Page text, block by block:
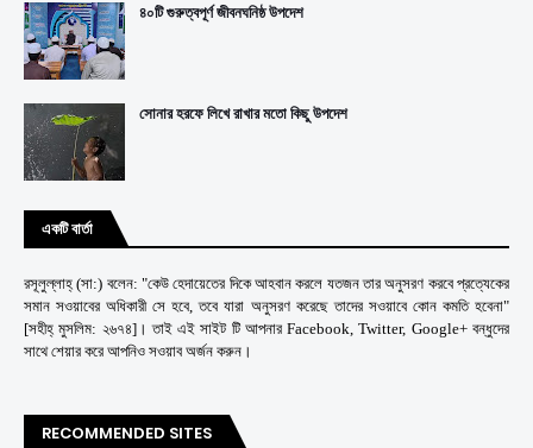
৪০টি গুরুত্বপূর্ণ জীবনঘনিষ্ঠ উপদেশ
সোনার হরফে লিখে রাখার মতো কিছু উপদেশ
একটি বার্তা
রসূলুল্লাহ্ (সা:) বলেন: "কেউ হেদায়েতের দিকে আহবান করলে যতজন তার অনুসরণ করবে প্রত্যেকের
সমান সওয়াবের অধিকারী সে হবে, তবে যারা অনুসরণ করেছে তাদের সওয়াবে কোন কমতি হবেনা"
[সহীহ্ মুসলিম: ২৬৭৪]। তাই এই সাইট টি আপনার Facebook, Twitter, Google+ বন্ধুদের
সাথে শেয়ার করে আপনিও সওয়াব অর্জন করুন।
RECOMMENDED SITES